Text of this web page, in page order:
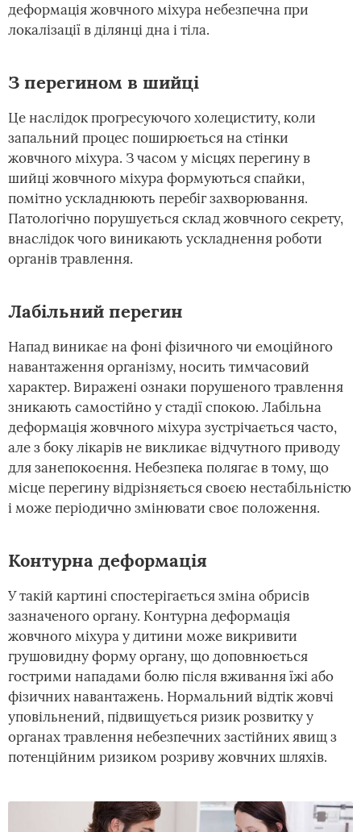
деформація жовчного міхура небезпечна при
локалізації в ділянці дна і тіла.
З перегином в шийці
Це наслідок прогресуючого холециститу, коли
запальний процес поширюється на стінки
жовчного міхура. З часом у місцях перегину в
шийці жовчного міхура формуються спайки,
помітно ускладнюють перебіг захворювання.
Патологічно порушується склад жовчного секрету,
внаслідок чого виникають ускладнення роботи
органів травлення.
Лабільний перегин
Напад виникає на фоні фізичного чи емоційного
навантаження організму, носить тимчасовий
характер. Виражені ознаки порушеного травлення
зникають самостійно у стадії спокою. Лабільна
деформація жовчного міхура зустрічається часто,
але з боку лікарів не викликає відчутного приводу
для занепокоєння. Небезпека полягає в тому, що
місце перегину відрізняється своєю нестабільністю
і може періодично змінювати своє положення.
Контурна деформація
У такій картині спостерігається зміна обрисів
зазначеного органу. Контурна деформація
жовчного міхура у дитини може викривити
грушовидну форму органу, що доповнюється
гострими нападами болю після вживання їжі або
фізичних навантажень. Нормальний відтік жовчі
уповільнений, підвищується ризик розвитку у
органах травлення небезпечних застійних явищ з
потенційним ризиком розриву жовчних шляхів.